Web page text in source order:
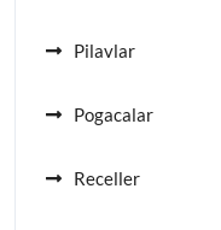
Pilavlar
Pogacalar
Receller